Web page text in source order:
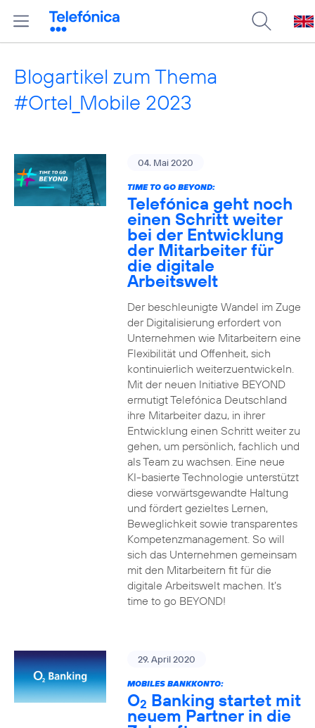
Blogartikel zum Thema
#Ortel_Mobile 2023
04. Mai 2020
TIME TO GO BEYOND:
Telefónica geht noch
einen Schritt weiter
bei der Entwicklung
der Mitarbeiter für
die digitale
Arbeitswelt
Der beschleunigte Wandel im Zuge
der Digitalisierung erfordert von
Unternehmen wie Mitarbeitern eine
Flexibilität und Offenheit, sich
kontinuierlich weiterzuentwickeln.
Mit der neuen Initiative BEYOND
ermutigt Telefónica Deutschland
ihre Mitarbeiter dazu, in ihrer
Entwicklung einen Schritt weiter zu
gehen, um persönlich, fachlich und
als Team zu wachsen. Eine neue
KI-basierte Technologie unterstützt
diese vorwärtsgewandte Haltung
und fördert gezieltes Lernen,
Beweglichkeit sowie transparentes
Kompetenzmanagement. So will
sich das Unternehmen gemeinsam
mit den Mitarbeitern fit für die
digitale Arbeitswelt machen. It’s
time to go BEYOND!
29. April 2020
MOBILES BANKKONTO:
O2 Banking startet mit
neuem Partner in die